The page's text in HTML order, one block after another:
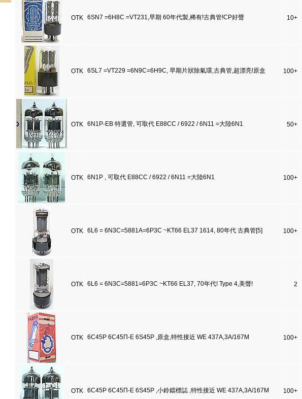
OTK 6SN7 =6H8C =VT231,早期 60年代製,稀有!古典管!CP好聲 10+
OTK 6SL7 =VT229 =6N9C=6H9C, 早期片狀除氣環,古典管,超漂亮!原盒 100+
OTK 6N1P-EB 特選管, 可取代 E88CC / 6922 / 6N11 =大陸6N1 50+
OTK 6N1P , 可取代 E88CC / 6922 / 6N11 =大陸6N1 100+
OTK 6L6 = 6N3C=5881A=6P3C ~KT66 EL37 1614, 80年代 古典管[5] 100+
OTK 6L6 = 6N3C=5881=6P3C ~KT66 EL37, 70年代! Type 4,美聲! 2
OTK 6C45P 6C45Π-E 6S45P ,原盒,特性接近 WE 437A,3A/167M 100+
OTK 6C45P 6C45Π-E 6S45P ,小鈴鐺標誌 ,特性接近 WE 437A,3A/167M 100+